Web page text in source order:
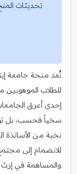
تحديثات
تُعد منحة جامعة
للطلاب الموهوبين
إحدى أعرق
سخياً فحسب، بل
نخبة من الأساتذة
للانضمام إلى
والمساهمة في إرث